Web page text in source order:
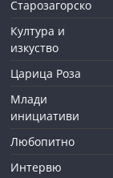
Старозагорско
Култура и
изкуство
Царица Роза
Млади
инициативи
Любопитно
Интервю